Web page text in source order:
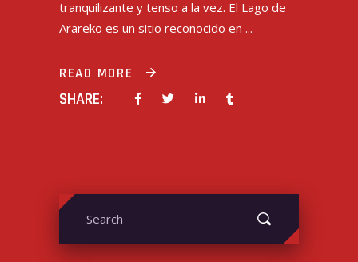
tranquilizante y tenso a la vez. El Lago de
Arareko es un sitio reconocido en
READ MORE
SHARE:
Search